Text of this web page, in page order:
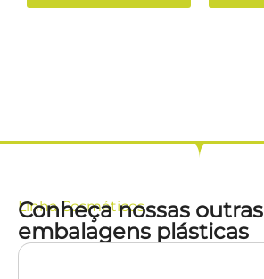
LinhaCosméticos
Conheça nossas outras
embalagens plásticas